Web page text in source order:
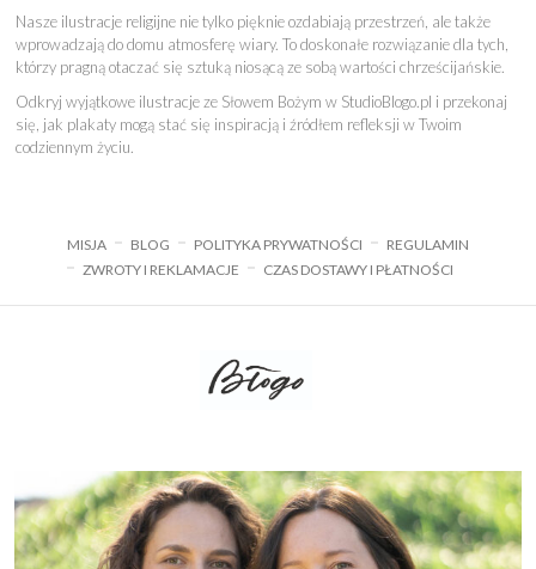
Nasze ilustracje religijne nie tylko pięknie ozdabiają przestrzeń, ale także
wprowadzają do domu atmosferę wiary. To doskonałe rozwiązanie dla tych,
którzy pragną otaczać się sztuką niosącą ze sobą wartości chrześcijańskie.
Odkryj wyjątkowe ilustracje ze Słowem Bożym w StudioBlogo.pl i przekonaj
się, jak plakaty mogą stać się inspiracją i źródłem refleksji w Twoim
codziennym życiu.
MISJA BLOG POLITYKA PRYWATNOŚCI
REGULAMIN
ZWROTY I REKLAMACJE
CZAS DOSTAWY I PŁATNOŚCI